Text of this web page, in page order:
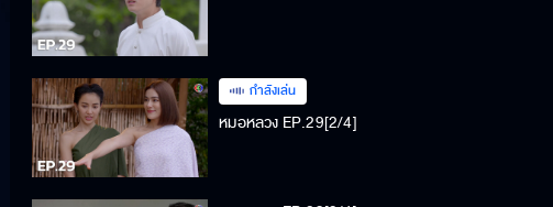
กำลังเล่น
หมอหลวง EP.29[2/4]